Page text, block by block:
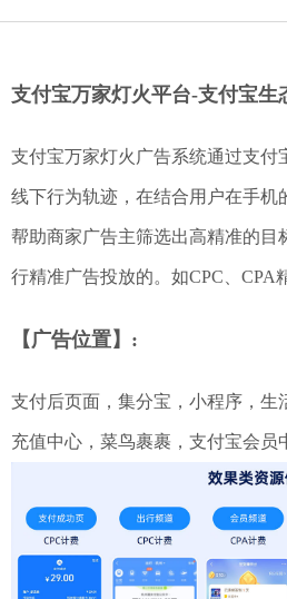
支付宝万家灯火平台-支付宝生
支付宝万家灯火广告系统通过支付
线下行为轨迹，在结合用户在手机
帮助商家广告主筛选出高精准的目
行精准广告投放的。如CPC、CPA
【广告位置】:
支付后页面，集分宝，小程序，生
充值中心，菜鸟裹裹，支付宝会员